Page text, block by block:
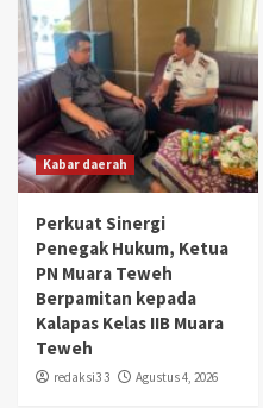
Kabar daerah
Perkuat Sinergi
Penegak Hukum, Ketua
PN Muara Teweh
Berpamitan kepada
Kalapas Kelas IIB Muara
Teweh
redaksi3 3 Agustus 4, 2026